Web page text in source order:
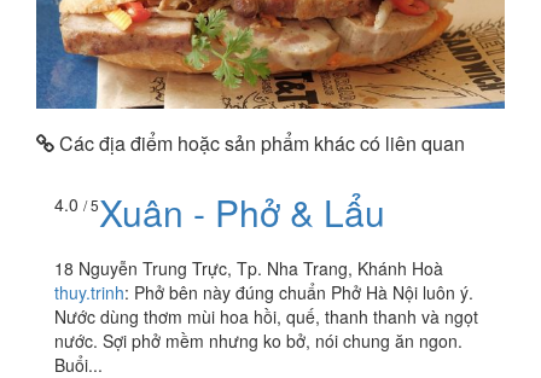
Các địa điểm hoặc sản phẩm khác có liên quan
4.0 / 5Xuân - Phở & Lẩu
18 Nguyễn Trung Trực, Tp. Nha Trang, Khánh Hoà
thuy.trinh: Phở bên này đúng chuẩn Phở Hà Nội luôn ý.
Nước dùng thơm mùi hoa hồi, quế, thanh thanh và ngọt
nước. Sợi phở mềm nhưng ko bở, nói chung ăn ngon.
Buổi...